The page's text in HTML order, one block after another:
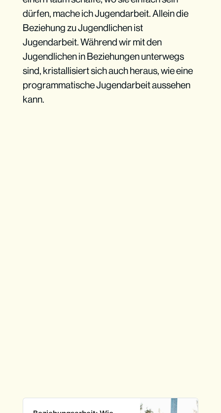
dürfen, mache ich Jugendarbeit. Allein die
Beziehung zu Jugendlichen ist
Jugendarbeit. Während wir mit den
Jugendlichen in Beziehungen unterwegs
sind, kristallisiert sich auch heraus, wie eine
programmatische Jugendarbeit aussehen
kann.